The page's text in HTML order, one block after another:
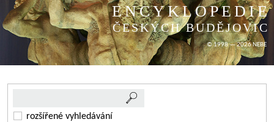
ENCYKLOPEDIE
ČESKÝCH BUDĚJOVIC
© 1998 — 2026 NEBE
rozšířené vyhledávání